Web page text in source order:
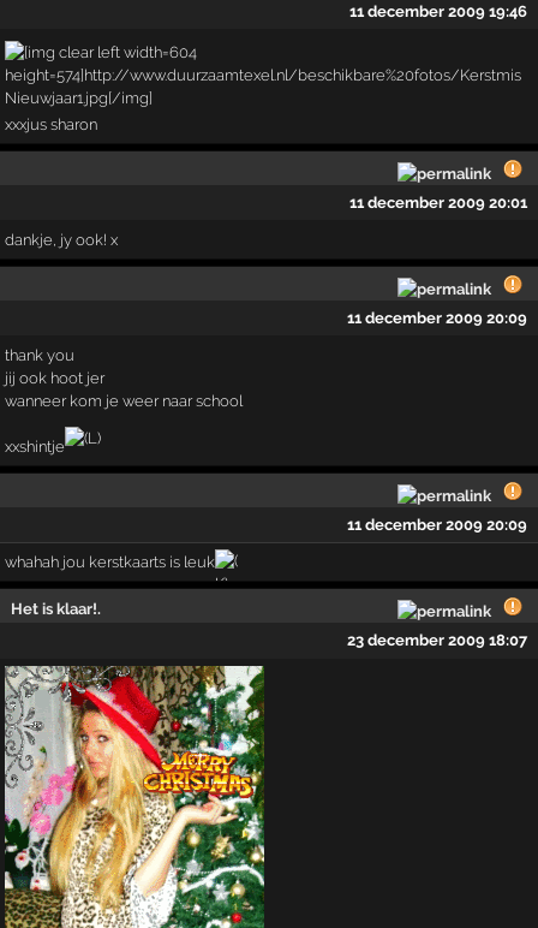
11 december 2009 19:46
xxxjus sharon
11 december 2009 20:01
dankje, jy ook! x
11 december 2009 20:09
thank you
jij ook hoot jer
wanneer kom je weer naar school
xxshintje
11 december 2009 20:09
whahah jou kerstkaarts is leuk
Het is klaar!.
23 december 2009 18:07